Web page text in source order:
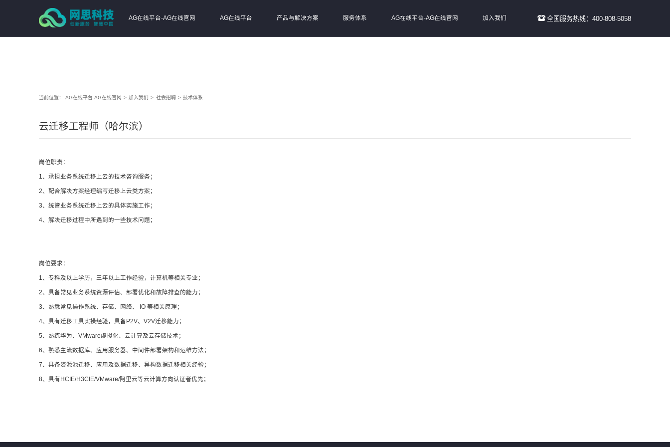
AG在线平台-AG在线官网 AG在线平台 产品与解决方案 服务体系 AG在线平台-AG在线官网 加入我们 全国服务热线：400-808-5058
当前位置： AG在线平台-AG在线官网 > 加入我们 > 社会招聘 > 技术体系
云迁移工程师（哈尔滨）
岗位职责：
1、承担业务系统迁移上云的技术咨询服务；
2、配合解决方案经理编写迁移上云类方案；
3、统管业务系统迁移上云的具体实施工作；
4、解决迁移过程中所遇到的一些技术问题；
岗位要求：
1、专科及以上学历，三年以上工作经验，计算机等相关专业；
2、具备常见业务系统资源评估、部署优化和故障排查的能力；
3、熟悉常见操作系统、存储、网络、 IO 等相关原理；
4、具有迁移工具实操经验，具备P2V、V2V迁移能力；
5、熟练华为、VMware虚拟化、云计算及云存储技术；
6、熟悉主流数据库、应用服务器、中间件部署架构和运维方法；
7、具备资源池迁移、应用及数据迁移、异构数据迁移相关经验；
8、具有HCIE/H3CIE/VMware/阿里云等云计算方向认证者优先；